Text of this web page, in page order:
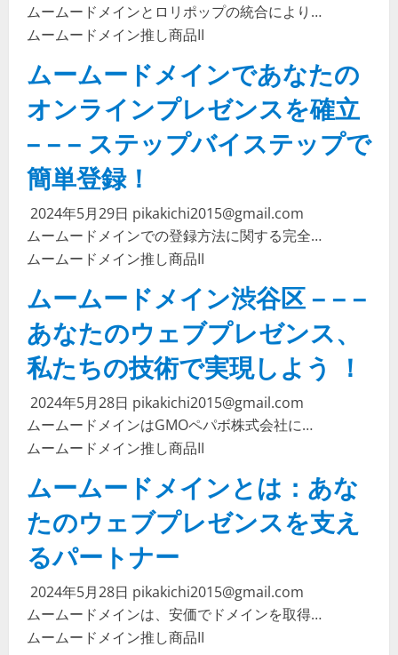
ムームードメインとロリポップの統合により…
ムームードメイン推し商品II
ムームードメインであなたの
オンラインプレゼンスを確立
– – – ステップバイステップで
簡単登録！
2024年5月29日 pikakichi2015@gmail.com
ムームードメインでの登録方法に関する完全…
ムームードメイン推し商品II
ムームードメイン渋谷区 – – –
あなたのウェブプレゼンス、
私たちの技術で実現しよう ！
2024年5月28日 pikakichi2015@gmail.com
ムームードメインはGMOペパボ株式会社に…
ムームードメイン推し商品II
ムームードメインとは：あな
たのウェブプレゼンスを支え
るパートナー
2024年5月28日 pikakichi2015@gmail.com
ムームードメインは、安価でドメインを取得…
ムームードメイン推し商品II